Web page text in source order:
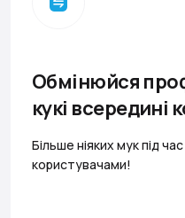
Обмінюйся
кукі всередині
Більше ніяких мук під
користувачами!